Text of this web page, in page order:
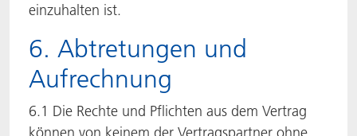
einzuhalten ist.
6. Abtretungen und
Aufrechnung
6.1 Die Rechte und Pflichten aus dem Vertrag